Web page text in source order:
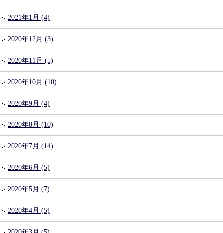
2021年1月 (4)
2020年12月 (3)
2020年11月 (5)
2020年10月 (10)
2020年9月 (4)
2020年8月 (10)
2020年7月 (14)
2020年6月 (5)
2020年5月 (7)
2020年4月 (5)